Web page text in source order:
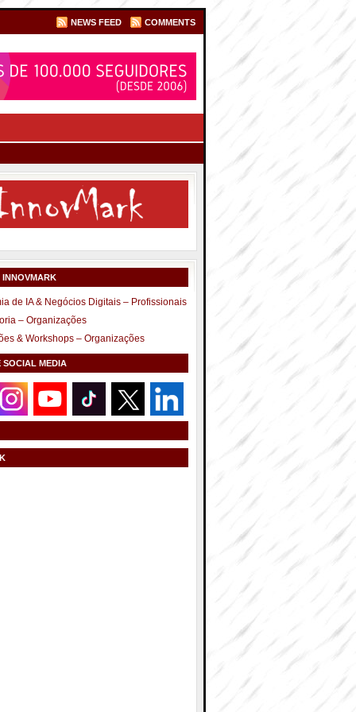
NEWS FEED COMMENTS
INNOVMARK
de IA & Negócios Digitais – Profissionais
– Organizações
& Workshops – Organizações
SOCIAL MEDIA